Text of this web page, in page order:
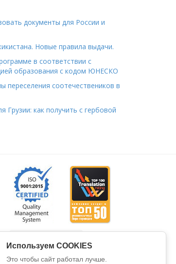
документы для России и
Новые правила выдачи.
в соответствии с
образования с кодом ЮНЕСКО
переселения соотечествеников в
Грузии: как получить с гербовой
Используем COOKIES
Это чтобы сайт работал лучше.